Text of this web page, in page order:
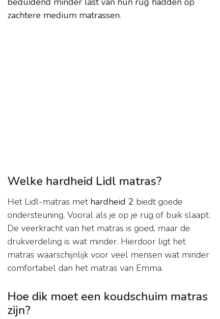
zachtere medium matrassen.
Welke hardheid Lidl matras?
Het Lidl-matras met hardheid 2 biedt goede
ondersteuning. Vooral als je op je rug of buik slaapt.
De veerkracht van het matras is goed, maar de
drukverdeling is wat minder. Hierdoor ligt het
matras waarschijnlijk voor veel mensen wat minder
comfortabel dan het matras van Emma.
Hoe dik moet een koudschuim matras
zijn?